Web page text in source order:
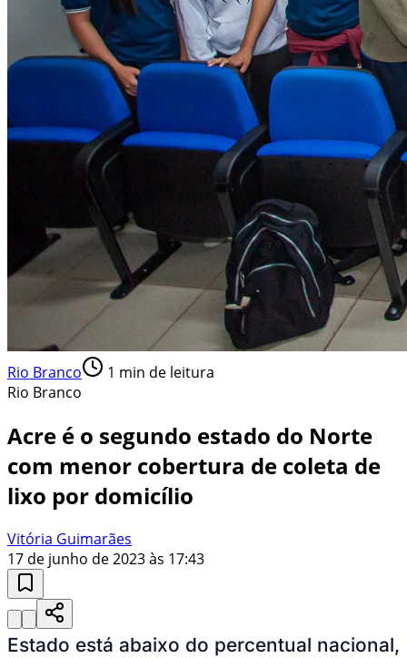
Rio Branco 1 min de leitura
Rio Branco
Acre é o segundo estado do Norte
com menor cobertura de coleta de
lixo por domicílio
Vitória Guimarães
17 de junho de 2023 às 17:43
Estado está abaixo do percentual nacional,